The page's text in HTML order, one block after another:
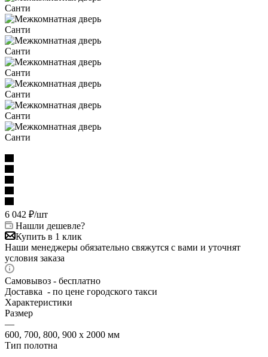
6 042 ₽/шт
Нашли дешевле?
Купить в 1 клик
Наши менеджеры обязательно свяжутся с вами и уточнят
условия заказа
Самовывоз - бесплатно
Доставка - по цене городского такси
Характеристики
Размер
—
600, 700, 800, 900 х 2000 мм
Тип полотна